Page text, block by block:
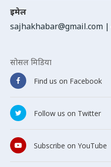
इमेल
sajhakhabar@gmail.com |
सोसल मिडिया
Find us on Facebook
Follow us on Twitter
Subscribe on YouTube